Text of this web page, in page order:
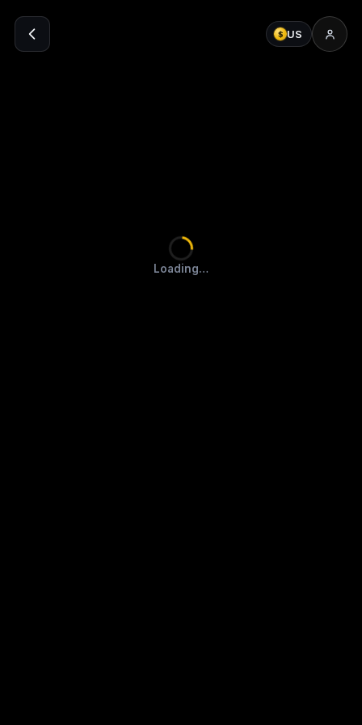
$ US
Loading…